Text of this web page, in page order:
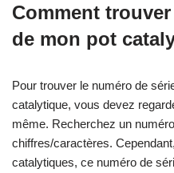
Comment
de mon pot
Pour trouver le numéro de
catalytique, vous devez
même. Recherchez un
chiffres/caractères.
catalytiques, ce numéro de